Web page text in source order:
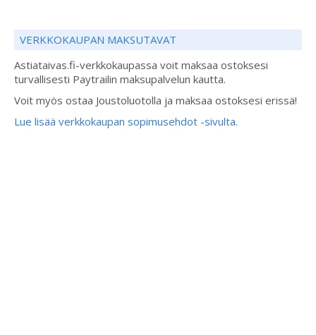
VERKKOKAUPAN MAKSUTAVAT
Astiataivas.fi-verkkokaupassa voit maksaa ostoksesi
turvallisesti Paytrailin maksupalvelun kautta.
Voit myös ostaa Joustoluotolla ja maksaa ostoksesi erissä!
Lue lisää verkkokaupan sopimusehdot -sivulta.